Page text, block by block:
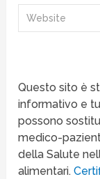
Questo sito è
informativo e
possono
medico-
della Salute
alimentari.